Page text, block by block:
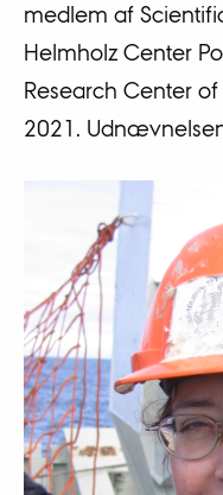
medlem af
Helmholz Center
Research Center
2021.